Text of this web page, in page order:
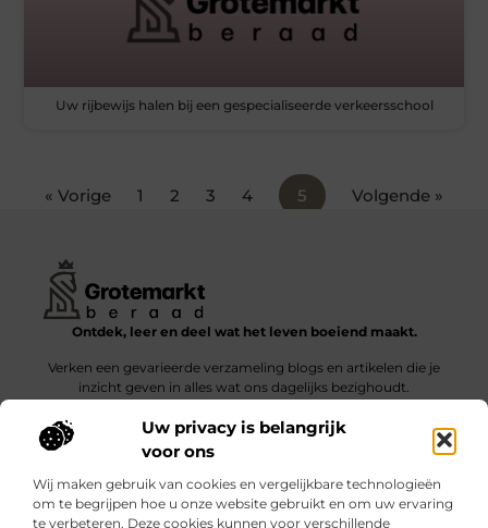
Uw privacy is belangrijk
voor ons
Wij maken gebruik van cookies en vergelijkbare technologieën
om te begrijpen hoe u onze website gebruikt en om uw ervaring
te verbeteren. Deze cookies kunnen voor verschillende
Uw rijbewijs halen bij een gespecialiseerde verkeersschool
« Vorige 1 2 3 4 5 Volgende »
Ontdek, leer en deel wat het leven boeiend maakt.
Verken een gevarieerde verzameling blogs en artikelen die je
inzicht geven in alles wat ons dagelijks bezighoudt.
Bericht categorie